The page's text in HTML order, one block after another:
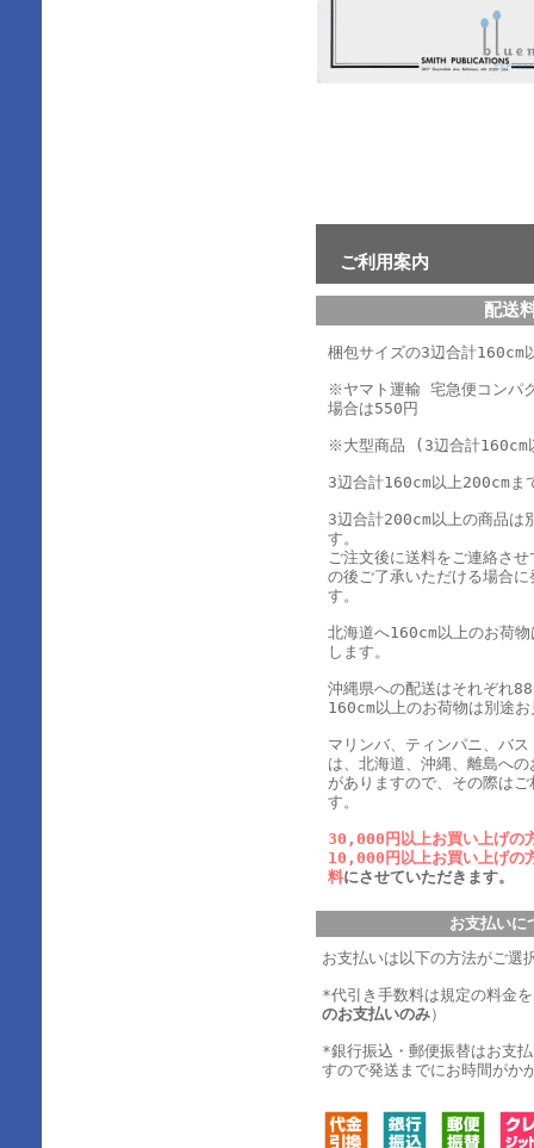
ご利用案内
配送
梱包サイズの3辺合計
※ヤマト運輸 宅急便コンパ
場合は550円
※大型商品 (3辺合計160cm
3辺合計160cm以上200cm
3辺合計200cm以上の商品は
す。
ご注文後に送料をご連絡さ
の後ご了承いただける場合
す。
北海道へ160cm以上のお荷
します。
沖縄県への配送はそれぞれ
160cm以上のお荷物は別途
マリンバ、ティンパニ、バ
は、北海道、沖縄、離島へ
がありますので、その際は
す。
30,000円以上お買い上げの
10,000円以上お買い上げの
料にさせていただきます。
お支払いに
お支払いは以下の方法がご選
*代引き手数料は規定の料金
のお支払いのみ）
*銀行振込・郵便振替はお支
すので発送までにお時間がか